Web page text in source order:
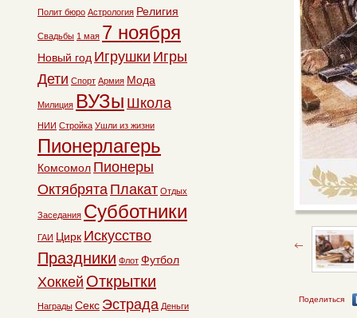
Поделиться
Полит бюро Астрология Религия
Свадьбы 1 мая 7 ноября
Новый год Игрушки Игры
Дети Спорт Армия Мода
Милиция ВУЗы Школа
НИИ Стройка Ушли из жизни
Пионерлагерь
Комсомол Пионеры
Октябрята Плакат Отдых
Заседания Субботники
ГАИ Цирк Искусство
Праздники Флот Футбол
Хоккей Открытки
Награды Секс Эстрада Деньги